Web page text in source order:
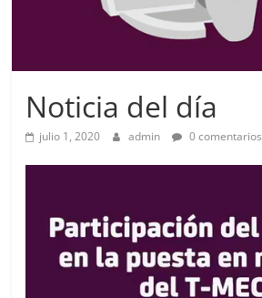
Noticia del día
julio 1, 2020 admin 0 comentarios